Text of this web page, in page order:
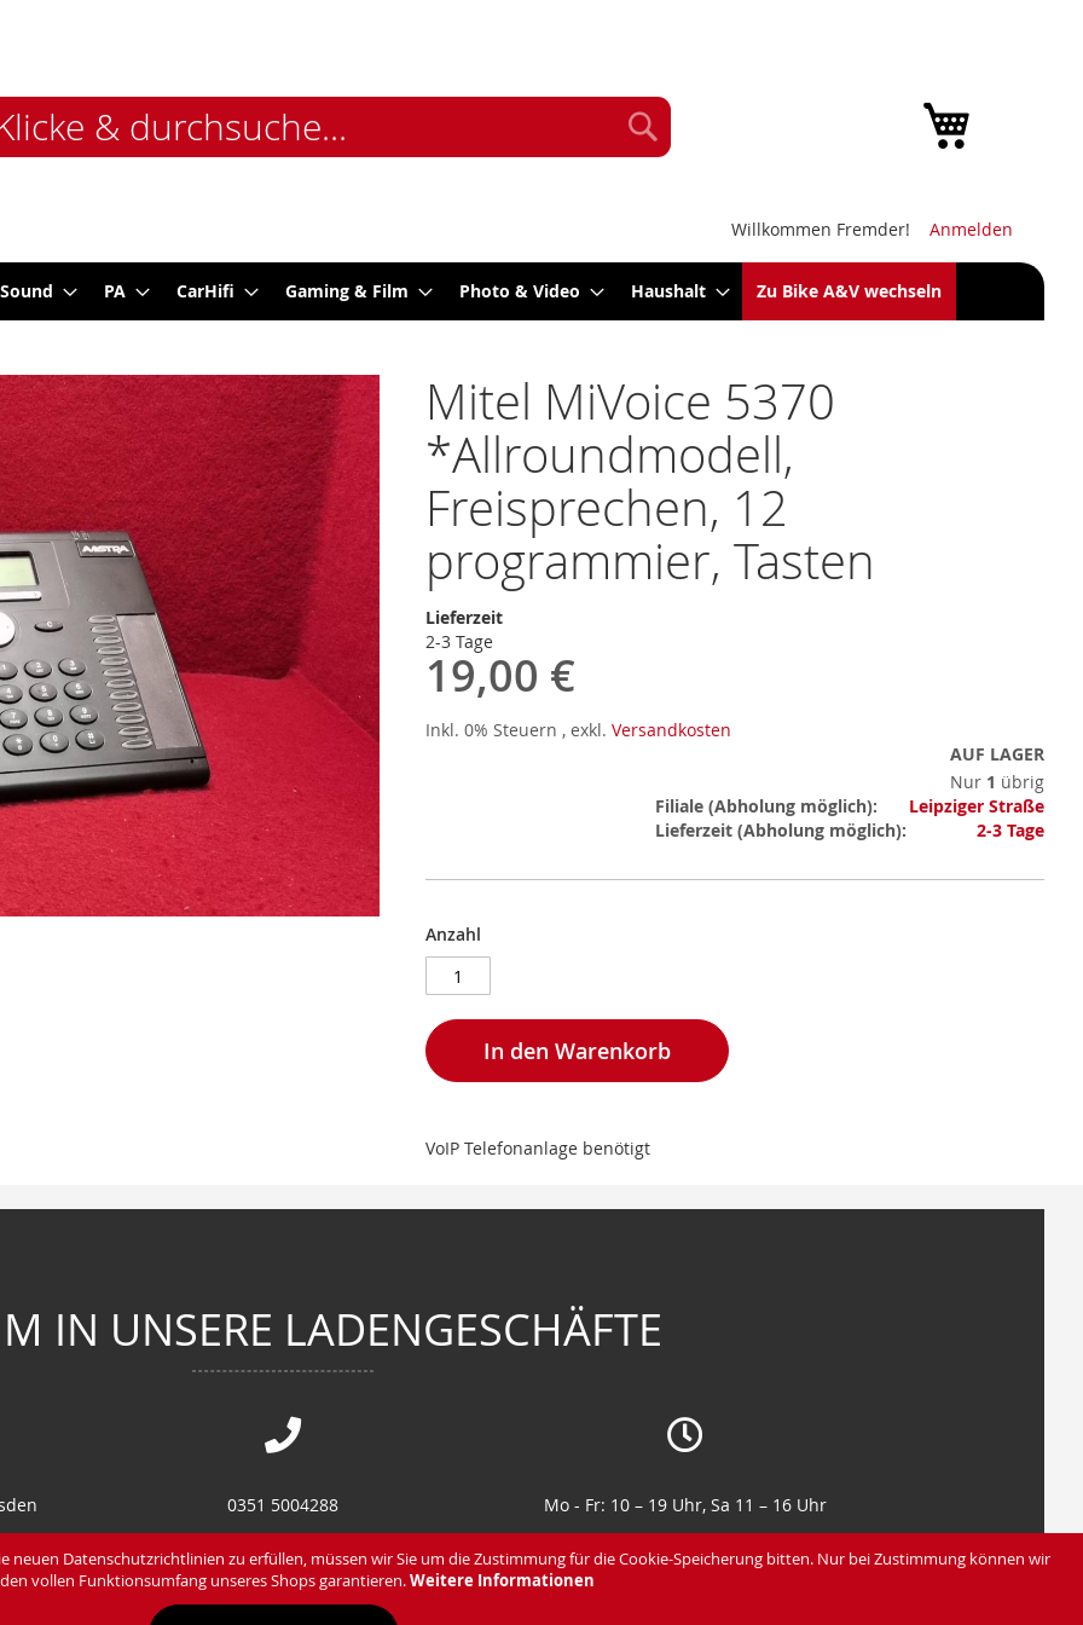
neuen Datenschutzrichtlinien zu erfüllen, müssen wir Sie um die Zustimmung für die Cookie-Speicherung bitten. Nur bei Zustimmung können wir
vollen Funktionsumfang unseres Shops garantieren.Weitere Informationen
Willkommen Fremder! Anmelden
PA CarHifi Gaming & Film Photo & Video Haushalt Zu Bike A&V wechseln
Mitel MiVoice 5370
*Allroundmodell,
Freisprechen, 12
programmier, Tasten
Lieferzeit
2-3 Tage
19,00 €
Inkl. 0% Steuern , exkl. Versandkosten
AUF LAGER
Nur 1 übrig
Mehr
Informationen
Filiale
Leipziger Straße
Lieferzeit
2-3 Tage
Anzahl
In den Warenkorb
VoIP Telefonanlage benötigt
IN UNSERE LADENGESCHÄFTE
0351 5004288
0351 8582870
Mo - Fr: 10 – 19 Uhr, Sa 11 – 16 Uhr
Mo - Fr: 10 – 19 Uhr, Sa 11 – 16 Uhr